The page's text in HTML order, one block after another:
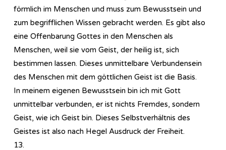
förmlich im Menschen und muss zum Bewusstsein und
zum begrifflichen Wissen gebracht werden. Es gibt also
eine Offenbarung Gottes in den Menschen als
Menschen, weil sie vom Geist, der heilig ist, sich
bestimmen lassen. Dieses unmittelbare Verbundensein
des Menschen mit dem göttlichen Geist ist die Basis.
In meinem eigenen Bewusstsein bin ich mit Gott
unmittelbar verbunden, er ist nichts Fremdes, sondern
Geist, wie ich Geist bin. Dieses Selbstverhältnis des
Geistes ist also nach Hegel Ausdruck der Freiheit.
13.